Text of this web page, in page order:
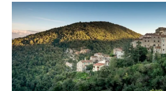
Italiano
German
English
Spanish